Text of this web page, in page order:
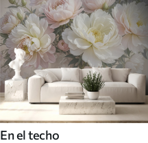
En el techo